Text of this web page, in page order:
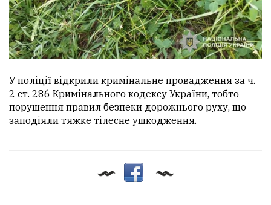
У поліції відкрили кримінальне провадження за ч.
2 ст. 286 Кримінального кодексу України, тобто
порушення правил безпеки дорожнього руху, що
заподіяли тяжке тілесне ушкодження.